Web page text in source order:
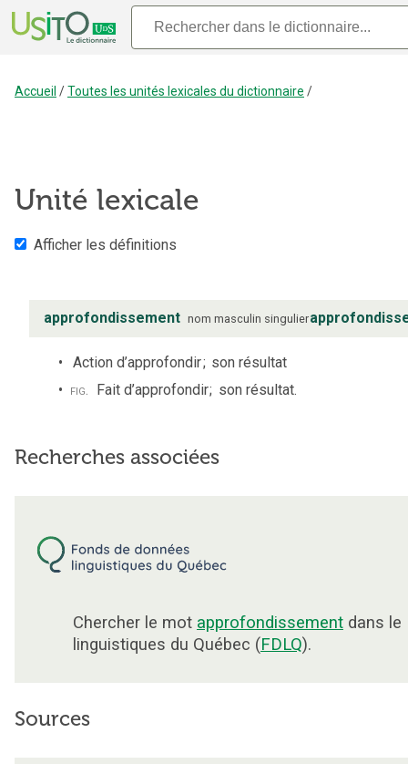
Accueil /Toutes les unités lexicales du dictionnaire /
Unité lexicale
Afficher les définitions
approfondissement nom masculin singulier
Action d’approfondir; son résultat
fig. Fait d’approfondir; son résultat.
Recherches associées
Chercher le mot approfondissement dans le
linguistiques du Québec (FDLQ).
Sources